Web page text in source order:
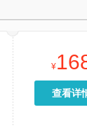
¥
查看详